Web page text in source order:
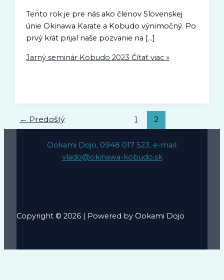
Tento rok je pre nás ako členov Slovenskej
únie Okinawa Karate a Kobudo výnimočný. Po
prvý krát prijal naše pozvanie na […]
Jarný seminár Kobudo 2023 Čítať viac »
← Predošlý 1 2
Ookami Dojo, 0948 017 523, e-mail:
vlado@okinawa-kobudo.sk
Copyright © 2026 | Powered by Ookami Dojo